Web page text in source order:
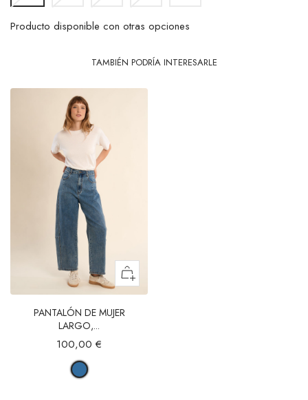
Producto disponible con otras opciones
TAMBIÉN PODRÍA INTERESARLE
PANTALÓN DE MUJER
LARGO,...
100,00 €